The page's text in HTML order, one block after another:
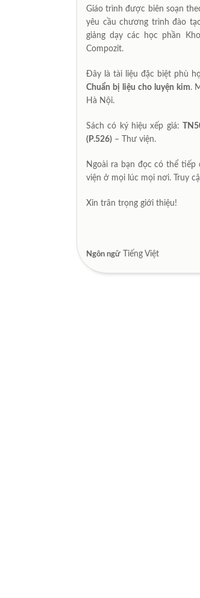
Giáo trình được biên soạn
yêu cầu chương trình đào
giảng dạy các học phần
Compozit.
Đây là tài liệu đặc biệt phù
Chuẩn bị liệu cho luyện kim.
Hà Nội.
Sách có ký hiệu xếp giá:
(P.526) – Thư viện.
Ngoài ra bạn đọc có thể
viện ở mọi lúc mọi nơi. Truy
Xin trân trọng giới thiệu!
Ngôn ngữ Tiếng Việt